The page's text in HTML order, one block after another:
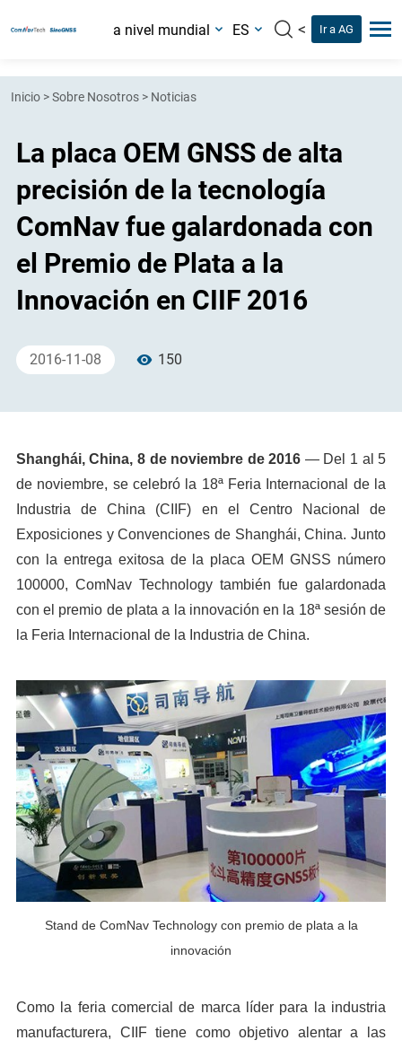
a nivel mundial ES < Ir a AG
Inicio >Sobre Nosotros > Noticias
La placa OEM GNSS de alta
precisión de la tecnología
ComNav fue galardonada con
el Premio de Plata a la
Innovación en CIIF 2016
2016-11-08 150
Shanghái, China, 8 de noviembre de 2016 — Del 1 al 5
de noviembre, se celebró la 18ª Feria Internacional de la
Industria de China (CIIF) en el Centro Nacional de
Exposiciones y Convenciones de Shanghái, China. Junto
con la entrega exitosa de la placa OEM GNSS número
100000, ComNav Technology también fue galardonada
con el premio de plata a la innovación en la 18ª sesión de
la Feria Internacional de la Industria de China.
Stand de ComNav Technology con premio de plata a la
innovación
Como la feria comercial de marca líder para la industria
manufacturera, CIIF tiene como objetivo alentar a las